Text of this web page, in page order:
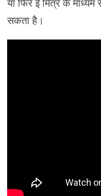
या फिर ई मित्र के
सकता है।